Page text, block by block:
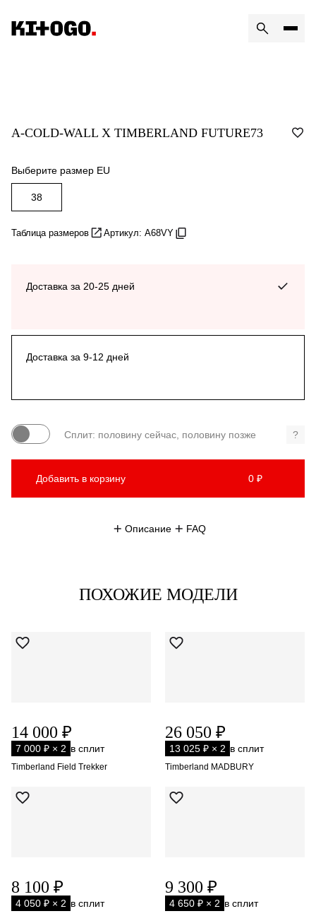
A-COLD-WALL X TIMBERLAND FUTURE73
Выберите размер EU
38
Таблица размеров Артикул: A68VY
Доставка за 20-25 дней
Доставка за 9-12 дней
Сплит: половину сейчас, половину позже ?
Добавить в корзину 0 ₽
Описание FAQ
ПОХОЖИЕ МОДЕЛИ
14 000 ₽
7 000 ₽ × 2 в сплит
Timberland Field Trekker
26 050 ₽
13 025 ₽ × 2 в сплит
Timberland MADBURY
8 100 ₽
4 050 ₽ × 2 в сплит
9 300 ₽
4 650 ₽ × 2 в сплит